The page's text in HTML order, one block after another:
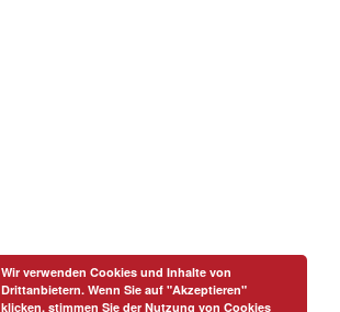
Wir verwenden Cookies und Inhalte von
Drittanbietern. Wenn Sie auf "Akzeptieren"
klicken, stimmen Sie der Nutzung von Cookies